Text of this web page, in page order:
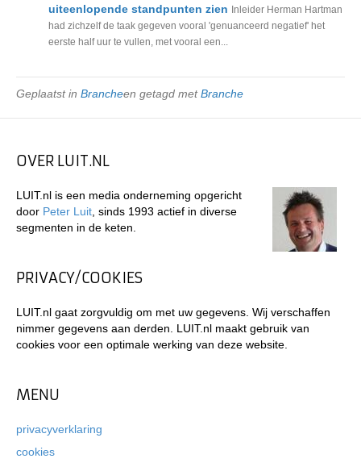
uiteenlopende standpunten zien Inleider Herman Hartman
had zichzelf de taak gegeven vooral 'genuanceerd negatief' het
eerste half uur te vullen, met vooral een...
Geplaatst in Brancheen getagd metBranche
OVER LUIT.NL
LUIT.nl is een media onderneming opgericht
door Peter Luit , sinds 1993 actief in diverse
segmenten in de keten.
PRIVACY/COOKIES
LUIT.nl gaat zorgvuldig om met uw gegevens. Wij verschaffen
nimmer gegevens aan derden. LUIT.nl maakt gebruik van
cookies voor een optimale werking van deze website.
MENU
privacyverklaring
cookies